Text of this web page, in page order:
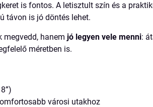
is fontos. A letisztult szín és a
távon is jó döntés lehet.
megvedd, hanemjó legyen vele menni:
méretben is.
városi utakhoz